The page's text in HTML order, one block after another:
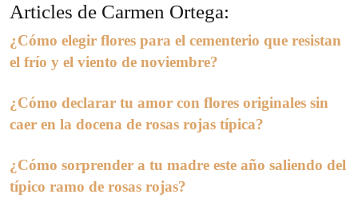
Articles de Carmen Ortega:
¿Cómo elegir flores para el cementerio que resistan
el frío y el viento de noviembre?
¿Cómo declarar tu amor con flores originales sin
caer en la docena de rosas rojas típica?
¿Cómo sorprender a tu madre este año saliendo del
típico ramo de rosas rojas?